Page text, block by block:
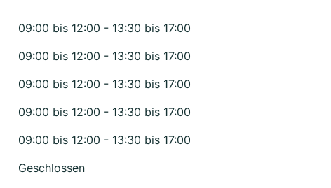
09:00 bis 12:00 - 13:30 bis 17:00
09:00 bis 12:00 - 13:30 bis 17:00
09:00 bis 12:00 - 13:30 bis 17:00
09:00 bis 12:00 - 13:30 bis 17:00
09:00 bis 12:00 - 13:30 bis 17:00
Geschlossen